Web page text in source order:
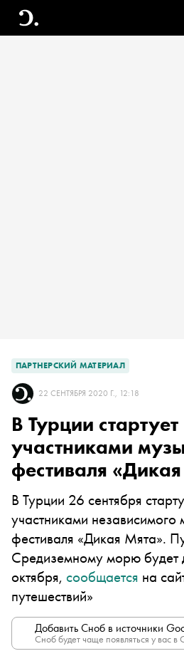
ПАРТНЕРСКИЙ МАТЕРИАЛ
22 СЕНТЯБРЯ 2020 Г., 12:18
В Турции стартует
участниками
фестиваля
В Турции 26 сентября
участниками независимого
фестиваля «Дикая Мята».
Средиземному морю будет
октября, сообщается на
путешествий»
Добавить Сноб в источники
Сноб будет чаще появляться у вас в